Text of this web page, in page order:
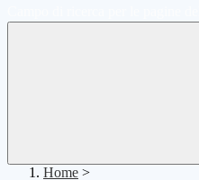
Home >